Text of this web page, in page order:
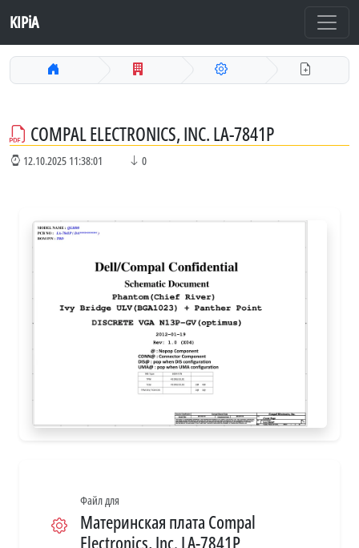
KIPiA
COMPAL ELECTRONICS, INC. LA-7841P
12.10.2025 11:38:01 0
Файл для
Материнская плата Compal
Electronics, Inc. LA-7841P